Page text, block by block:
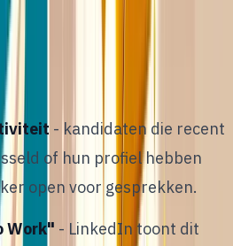
vaardigheden en
verder dan de standaard
- kandidaten die recent
of hun profiel hebben
open voor gesprekken.
Work" - LinkedIn toont dit